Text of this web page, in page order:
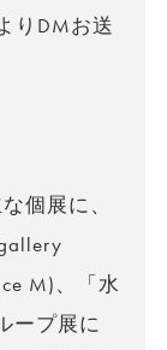
りDMお送
個展に、
M)、「水
ープ展に